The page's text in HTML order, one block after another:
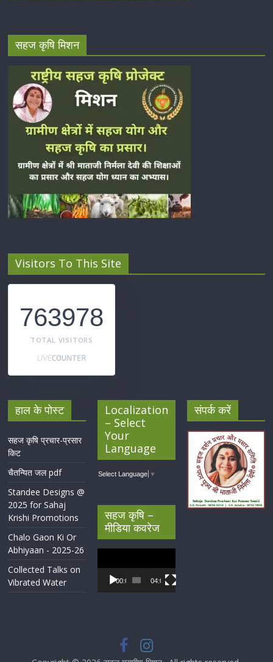
सहज कृषि मिशन
Visitors To This Site
763978
TOTAL VISITORS
हाल के पोस्ट
सहज कृषि प्रचार-प्रसार
किट
चैतन्यित जल pdf
Standee Designs @
2025 for Sahaj
Krishi Promotions
Chalo Gaon Ki Or
Abhiyaan - 2025-26
Collected Talks on
Vibrated Water
Localization
– Select
Your
Language
Select Language ▼
सहज कृषि –
मीडिया कवरेज
Player
00:00 04:07
संपर्क करें